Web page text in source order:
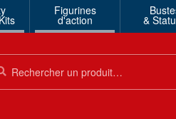
Figurines
d'action &